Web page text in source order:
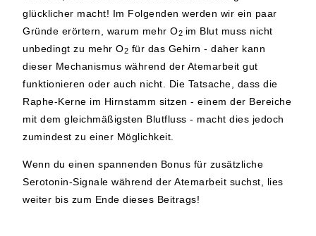
glücklicher macht! Im Folgenden werden wir ein paar
Gründe erörtern, warum mehr O2 im Blut muss nicht
unbedingt zu mehr O2 für das Gehirn - daher kann
dieser Mechanismus während der Atemarbeit gut
funktionieren oder auch nicht. Die Tatsache, dass die
Raphe-Kerne im Hirnstamm sitzen - einem der Bereiche
mit dem gleichmäßigsten Blutfluss - macht dies jedoch
zumindest zu einer Möglichkeit.
Wenn du einen spannenden Bonus für zusätzliche
Serotonin-Signale während der Atemarbeit suchst, lies
weiter bis zum Ende dieses Beitrags!